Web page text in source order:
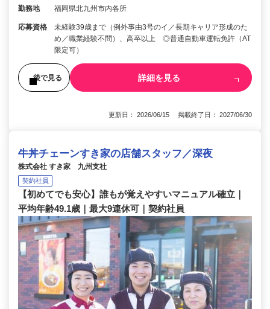
勤務地 福岡県北九州市内各所
応募資格
未経験39歳まで（例外事由3号のイ／長期キャリア形成のた
め／職業経験不問）、高卒以上 ◎普通自動車運転免許（AT
限定可）
後で見る 詳細を見る
更新日： 2026/06/15 掲載終了日： 2027/06/30
牛丼チェーンすき家の店舗スタッフ／深夜
株式会社 すき家 九州支社
契約社員
【初めてでも安心】誰もが覚えやすいマニュアル確立｜
平均年齢49.1歳｜最大9連休可｜契約社員